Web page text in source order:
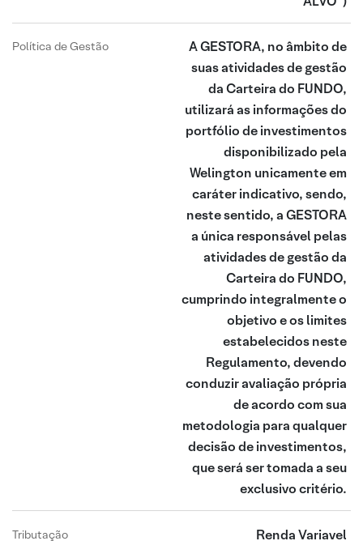
Política de Gestão
A GESTORA, no âmbito de
suas atividades de gestão
da Carteira do FUNDO,
utilizará as informações do
portfólio de investimentos
disponibilizado pela
Welington unicamente em
caráter indicativo, sendo,
neste sentido, a GESTORA
a única responsável pelas
atividades de gestão da
Carteira do FUNDO,
cumprindo integralmente o
objetivo e os limites
estabelecidos neste
Regulamento, devendo
conduzir avaliação própria
de acordo com sua
metodologia para qualquer
decisão de investimentos,
que será ser tomada a seu
exclusivo critério.
Tributação Renda Variavel